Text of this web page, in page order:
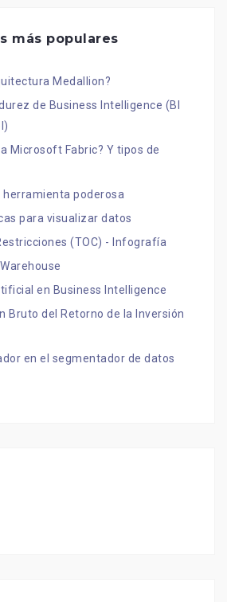
más populares
Medallion?
de Business Intelligence (BI
Microsoft Fabric? Y tipos de
herramienta poderosa
para visualizar datos
(TOC) - Infografía
en Business Intelligence
Bruto del Retorno de la Inversión
en el segmentador de datos